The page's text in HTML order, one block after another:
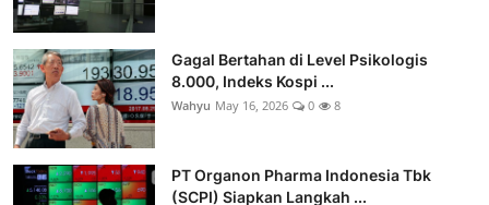
Gagal Bertahan di Level Psikologis
8.000, Indeks Kospi ...
Wahyu May 16, 2026 0 8
PT Organon Pharma Indonesia Tbk
(SCPI) Siapkan Langkah ...